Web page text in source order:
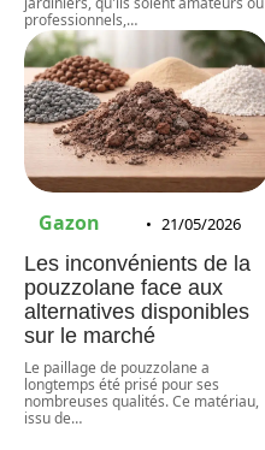
professionnels,…
Gazon 21/05/2026
Les inconvénients de la
pouzzolane face aux
alternatives disponibles
sur le marché
Le paillage de pouzzolane a
longtemps été prisé pour ses
nombreuses qualités. Ce matériau,
issu de…